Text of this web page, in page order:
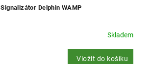
Signalizátor Delphin WAMP
Skladem
Vložit do košíku